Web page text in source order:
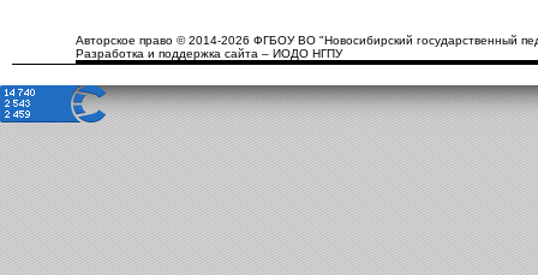
Авторское право © 2014-2026 ФГБОУ ВО "Новосибирский государственный
Разработка и поддержка сайта – ИОДО НГПУ